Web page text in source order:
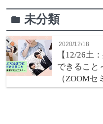
folder未分類
2020/12/18
【12/26土
できること
（ZOOMセ